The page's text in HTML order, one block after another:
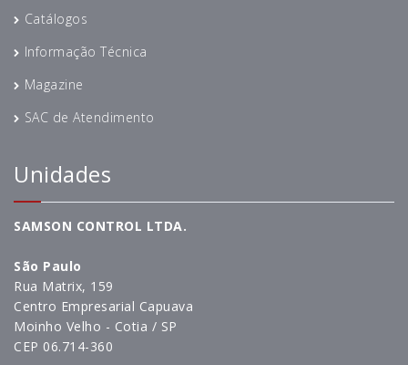
Catálogos
Informação Técnica
Magazine
SAC de Atendimento
Unidades
SAMSON CONTROL LTDA.
São Paulo
Rua Matrix, 159
Centro Empresarial Capuava
Moinho Velho - Cotia / SP
CEP 06.714-360